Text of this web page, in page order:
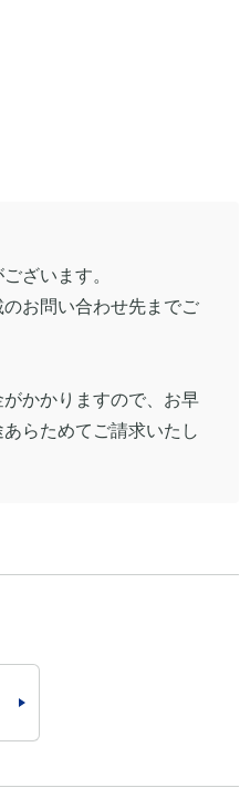
ざいます。
お問い合わせ先までご
かかりますので、お早
らためてご請求いたし